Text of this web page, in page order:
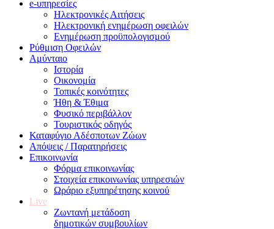
e-υπηρεσίες
Ηλεκτρονικές Αιτήσεις
Ηλεκτρονική ενημέρωση οφειλών
Ενημέρωση προϋπολογισμού
Ρύθμιση Οφειλών
Αμύνταιο
Ιστορία
Οικονομία
Τοπικές κοινότητες
Ήθη & Έθιμα
Φυσικό περιβάλλον
Τουριστικός οδηγός
Καταφύγιο Αδέσποτων Ζώων
Απόψεις / Παρατηρήσεις
Επικοινωνία
Φόρμα επικοινωνίας
Στοιχεία επικοινωνίας υπηρεσιών
Ωράριο εξυπηρέτησης κοινού
Live
Ζωντανή μετάδοση
δημοτικών συμβουλίων